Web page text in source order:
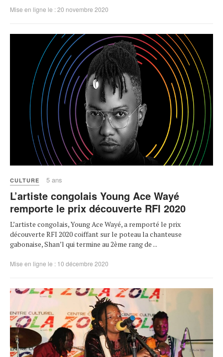
Mise en ligne le : 20 novembre 2020
CULTURE 5 ans
L’artiste congolais Young Ace Wayé
remporte le prix découverte RFI 2020
L’artiste congolais, Young Ace Wayé, a remporté le prix
découverte RFI 2020 coiffant sur le poteau la chanteuse
gabonaise, Shan’l qui termine au 2ème rang de ...
Mise en ligne le : 10 décembre 2020